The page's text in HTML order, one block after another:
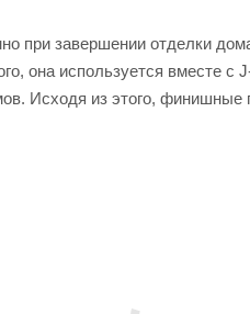
при завершении отделки
она используется вместе
Исходя из этого, финишные